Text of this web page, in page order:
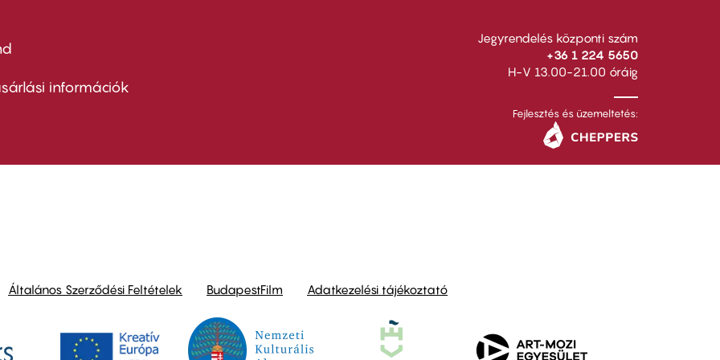
információk
Jegyrendelés központi szám
+36 1 224 5650
H-V 13.00-21.00 óráig
Fejlesztés és üzemeltetés:
Általános Szerződési Feltételek BudapestFilm Adatkezelési tájékoztató